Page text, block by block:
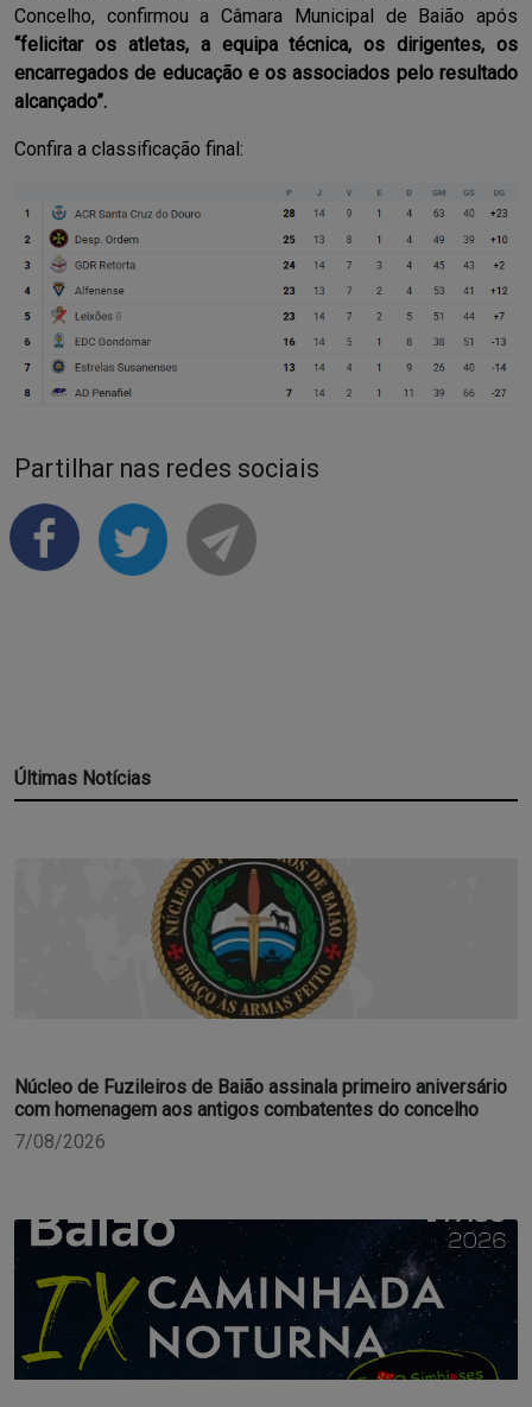
Concelho, confirmou a Câmara Municipal de Baião após
“felicitar os atletas, a equipa técnica, os dirigentes, os
encarregados de educação e os associados pelo resultado
alcançado”.
Confira a classificação final:
Partilhar nas redes sociais
Últimas Notícias
Núcleo de Fuzileiros de Baião assinala primeiro aniversário
com homenagem aos antigos combatentes do concelho
7/08/2026